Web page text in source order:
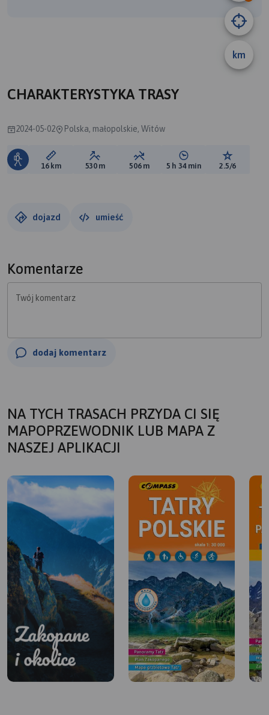
km
CHARAKTERYSTYKA TRASY
2024-05-02 Polska, małopolskie, Witów
Długość trasy:
16 km Suma przewyższeń:
530 m Suma spadków:
506 m Średni czas potrzebny
5 h 34 min Ocena
2.5/6
dojazd umieść
Komentarze
Twój komentarz
dodaj komentarz
NA TYCH TRASACH PRZYDA CI SIĘ
MAPOPRZEWODNIK LUB MAPA Z
NASZEJ APLIKACJI